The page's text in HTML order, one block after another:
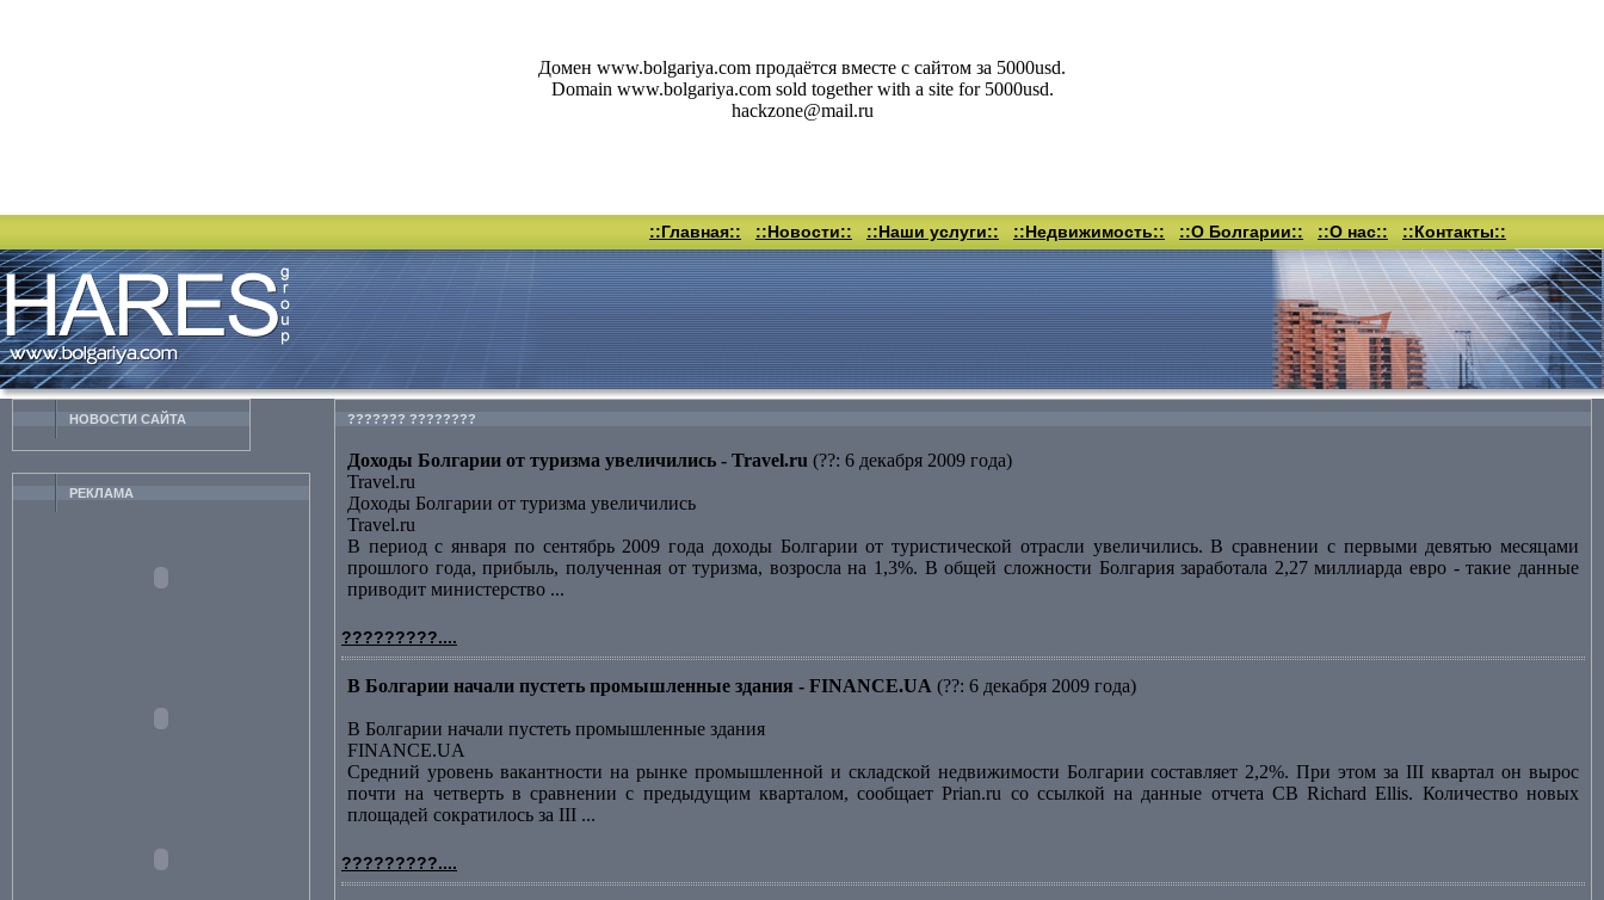
Домен www.bolgariya.com продаётся вместе с сайтом за 5000usd.
Domain www.bolgariya.com sold together with a site for 5000usd.
hackzone@mail.ru
::Главная:: ::Новости:: ::Наши услуги:: ::Недвижимость:: ::О Болгарии:: ::О нас:: ::Контакты::
НОВОСТИ CАЙТА
РЕКЛАМА
??????? ????????
Доходы Болгарии от туризма увеличились - Travel.ru (??: 6 декабря 2009 года)
Travel.ru
Доходы Болгарии от туризма увеличились
Travel.ru
В период с января по сентябрь 2009 года доходы Болгарии от туристической отрасли увеличились. В сравнении с первыми девятью месяцами
прошлого года, прибыль, полученная от туризма, возросла на 1,3%. В общей сложности Болгария заработала 2,27 миллиарда евро - такие данные
приводит министерство ...
?????????....
В Болгарии начали пустеть промышленные здания - FINANCE.UA (??: 6 декабря 2009 года)
В Болгарии начали пустеть промышленные здания
FINANCE.UA
Средний уровень вакантности на рынке промышленной и складской недвижимости Болгарии составляет 2,2%. При этом за III квартал он вырос
почти на четверть в сравнении с предыдущим кварталом, сообщает Prian.ru со ссылкой на данные отчета CB Richard Ellis. Количество новых
площадей сократилось за III ...
?????????....